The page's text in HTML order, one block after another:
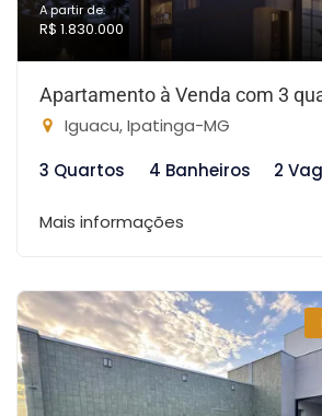
A partir de:
R$ 1.830.000
Apartamento à Venda com 3
Iguacu, Ipatinga-MG
3 Quartos
4 Banheiros 2
Mais informações